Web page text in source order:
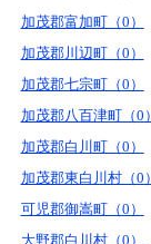
加茂郡富加町（0）
加茂郡川辺町（0）
加茂郡七宗町（0）
加茂郡八百津町（0）
加茂郡白川町（0）
加茂郡東白川村（0）
可児郡御嵩町（0）
大野郡白川村（0）